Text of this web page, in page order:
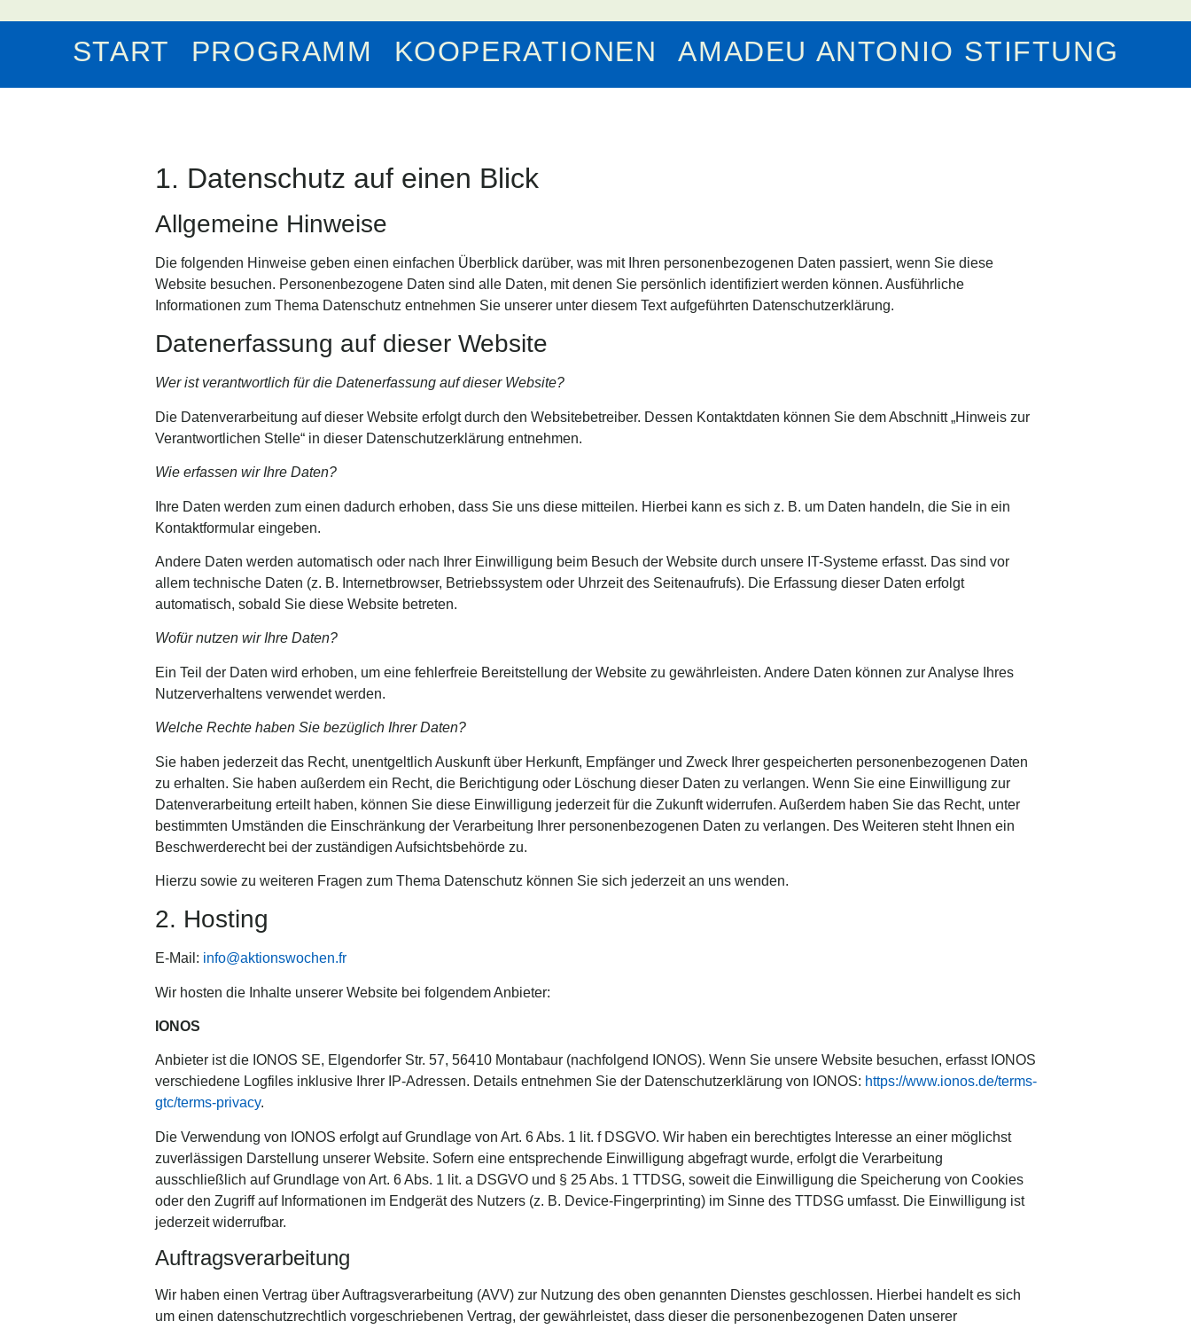
START PROGRAMM KOOPERATIONEN AMADEU ANTONIO STIFTUNG
1. Datenschutz auf einen Blick
Allgemeine Hinweise
Die folgenden Hinweise geben einen einfachen Überblick darüber, was mit Ihren personenbezogenen Daten passiert, wenn Sie diese
Website besuchen. Personenbezogene Daten sind alle Daten, mit denen Sie persönlich identifiziert werden können. Ausführliche
Informationen zum Thema Datenschutz entnehmen Sie unserer unter diesem Text aufgeführten Datenschutzerklärung.
Datenerfassung auf dieser Website
Wer ist verantwortlich für die Datenerfassung auf dieser Website?
Die Datenverarbeitung auf dieser Website erfolgt durch den Websitebetreiber. Dessen Kontaktdaten können Sie dem Abschnitt „Hinweis zur
Verantwortlichen Stelle“ in dieser Datenschutzerklärung entnehmen.
Wie erfassen wir Ihre Daten?
Ihre Daten werden zum einen dadurch erhoben, dass Sie uns diese mitteilen. Hierbei kann es sich z. B. um Daten handeln, die Sie in ein
Kontaktformular eingeben.
Andere Daten werden automatisch oder nach Ihrer Einwilligung beim Besuch der Website durch unsere IT-Systeme erfasst. Das sind vor
allem technische Daten (z. B. Internetbrowser, Betriebssystem oder Uhrzeit des Seitenaufrufs). Die Erfassung dieser Daten erfolgt
automatisch, sobald Sie diese Website betreten.
Wofür nutzen wir Ihre Daten?
Ein Teil der Daten wird erhoben, um eine fehlerfreie Bereitstellung der Website zu gewährleisten. Andere Daten können zur Analyse Ihres
Nutzerverhaltens verwendet werden.
Welche Rechte haben Sie bezüglich Ihrer Daten?
Sie haben jederzeit das Recht, unentgeltlich Auskunft über Herkunft, Empfänger und Zweck Ihrer gespeicherten personenbezogenen Daten
zu erhalten. Sie haben außerdem ein Recht, die Berichtigung oder Löschung dieser Daten zu verlangen. Wenn Sie eine Einwilligung zur
Datenverarbeitung erteilt haben, können Sie diese Einwilligung jederzeit für die Zukunft widerrufen. Außerdem haben Sie das Recht, unter
bestimmten Umständen die Einschränkung der Verarbeitung Ihrer personenbezogenen Daten zu verlangen. Des Weiteren steht Ihnen ein
Beschwerderecht bei der zuständigen Aufsichtsbehörde zu.
Hierzu sowie zu weiteren Fragen zum Thema Datenschutz können Sie sich jederzeit an uns wenden.
2. Hosting
E-Mail: info@aktionswochen.fr
Wir hosten die Inhalte unserer Website bei folgendem Anbieter:
IONOS
Anbieter ist die IONOS SE, Elgendorfer Str. 57, 56410 Montabaur (nachfolgend IONOS). Wenn Sie unsere Website besuchen, erfasst IONOS
verschiedene Logfiles inklusive Ihrer IP-Adressen. Details entnehmen Sie der Datenschutzerklärung von IONOS: https://www.ionos.de/terms-
gtc/terms-privacy.
Die Verwendung von IONOS erfolgt auf Grundlage von Art. 6 Abs. 1 lit. f DSGVO. Wir haben ein berechtigtes Interesse an einer möglichst
zuverlässigen Darstellung unserer Website. Sofern eine entsprechende Einwilligung abgefragt wurde, erfolgt die Verarbeitung
ausschließlich auf Grundlage von Art. 6 Abs. 1 lit. a DSGVO und § 25 Abs. 1 TTDSG, soweit die Einwilligung die Speicherung von Cookies
oder den Zugriff auf Informationen im Endgerät des Nutzers (z. B. Device-Fingerprinting) im Sinne des TTDSG umfasst. Die Einwilligung ist
jederzeit widerrufbar.
Auftragsverarbeitung
Wir haben einen Vertrag über Auftragsverarbeitung (AVV) zur Nutzung des oben genannten Dienstes geschlossen. Hierbei handelt es sich
um einen datenschutzrechtlich vorgeschriebenen Vertrag, der gewährleistet, dass dieser die personenbezogenen Daten unserer